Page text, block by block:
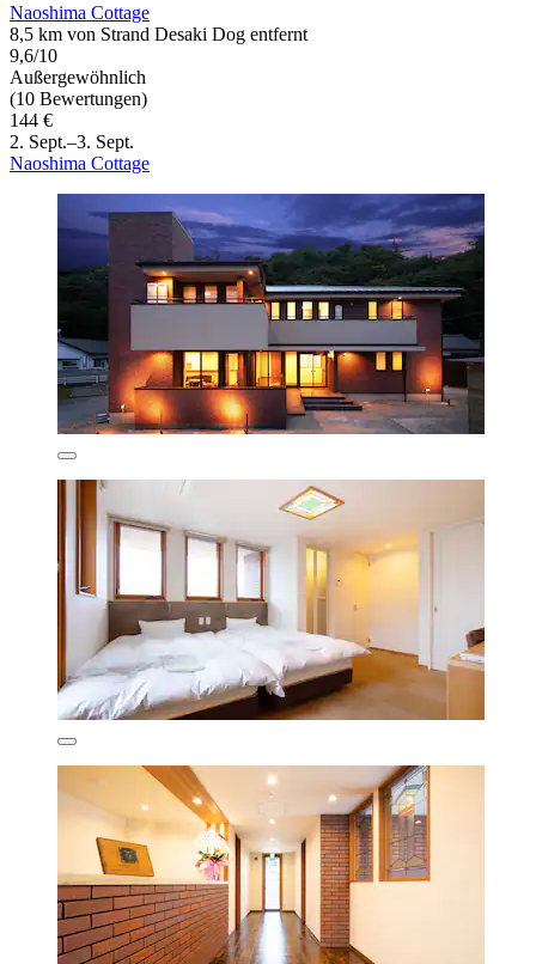
Naoshima Cottage
8,5 km von Strand Desaki Dog entfernt
9,6/10
Außergewöhnlich
(10 Bewertungen)
144 €
2. Sept.–3. Sept.
Naoshima Cottage